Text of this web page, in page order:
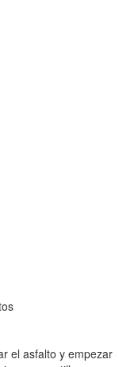
el asfalto y empezar